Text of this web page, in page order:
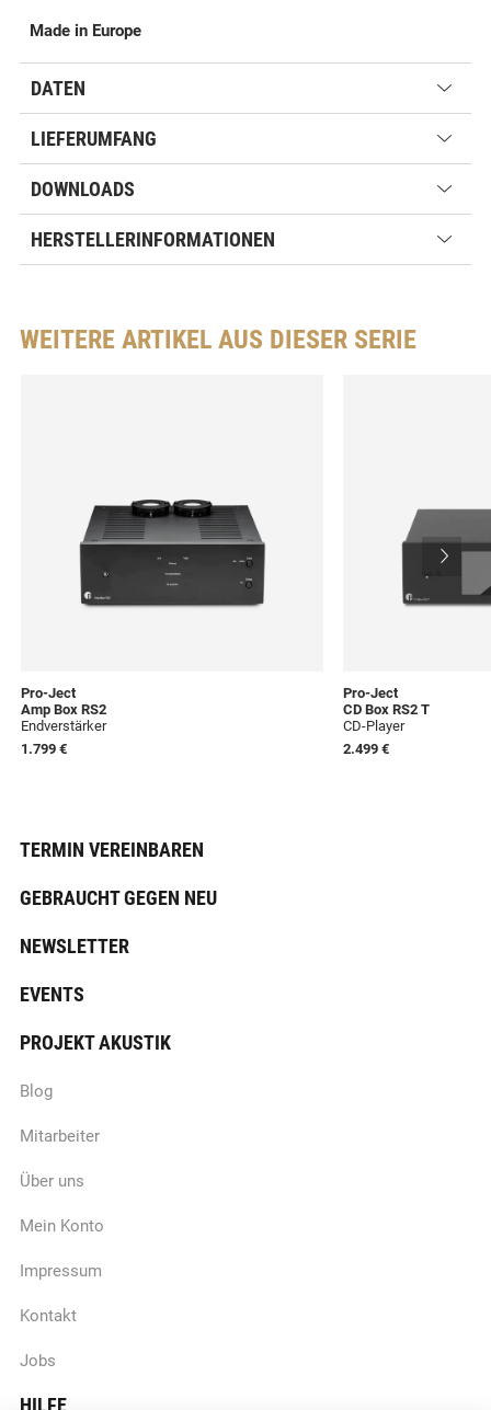
Made in Europe
DATEN
LIEFERUMFANG
DOWNLOADS
HERSTELLERINFORMATIONEN
WEITERE ARTIKEL AUS DIESER SERIE
Pro-Ject
Amp Box RS2
Endverstärker
1.799 €
Pro-Ject
CD Box RS2 T
CD-Player
2.499 €
TERMIN VEREINBAREN
GEBRAUCHT GEGEN NEU
NEWSLETTER
EVENTS
PROJEKT AKUSTIK
Blog
Mitarbeiter
Über uns
Mein Konto
Impressum
Kontakt
Jobs
HILFE